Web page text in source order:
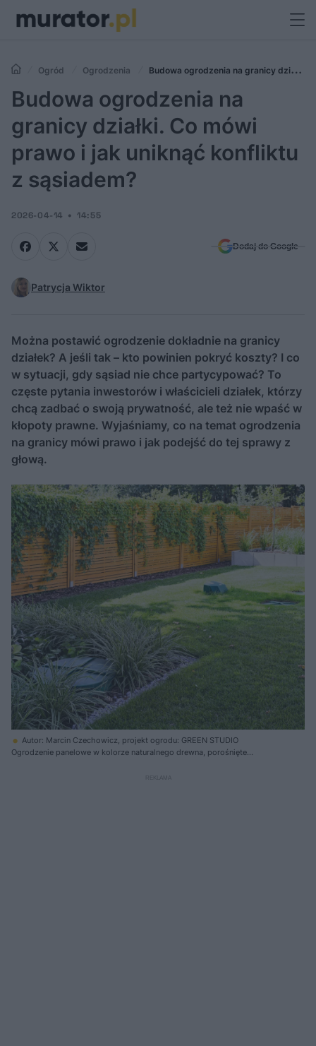
Ogród Ogrodzenia
Budowa ogrodzenia na granicy działki.
Co mówi prawo i jak uniknąć konfliktu z sąsiadem?
Budowa ogrodzenia na
granicy działki. Co mówi
prawo i jak uniknąć konfliktu
z sąsiadem?
2026-04-14 14:55
Dodaj do Google
Patrycja Wiktor
Można postawić ogrodzenie dokładnie na granicy
działek? A jeśli tak – kto powinien pokryć koszty? I co
w sytuacji, gdy sąsiad nie chce partycypować? To
częste pytania inwestorów i właścicieli działek, którzy
chcą zadbać o swoją prywatność, ale też nie wpaść w
kłopoty prawne. Wyjaśniamy, co na temat ogrodzenia
na granicy mówi prawo i jak podejść do tej sprawy z
głową.
Autor: Marcin Czechowicz, projekt ogrodu: GREEN STUDIO
Ogrodzenie panelowe w kolorze naturalnego drewna, porośnięte
ogrodzenia znajduje się klomb z ozdobnymi trawami i krzewami. W